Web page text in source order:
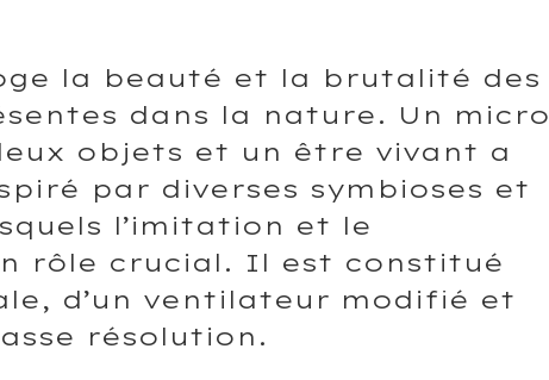
la beauté et la brutalité des
dans la nature. Un micro
objets et un être vivant a
par diverses symbioses et
l’imitation et le
rôle crucial. Il est constitué
d’un ventilateur modifié et
résolution.